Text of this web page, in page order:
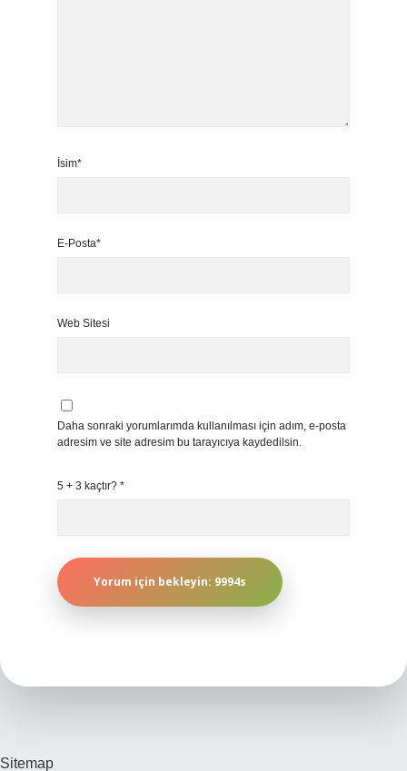
İsim*
E-Posta*
Web Sitesi
Daha sonraki yorumlarımda kullanılması için adım, e-posta
adresim ve site adresim bu tarayıcıya kaydedilsin.
5 + 3 kaçtır? *
Sitemap